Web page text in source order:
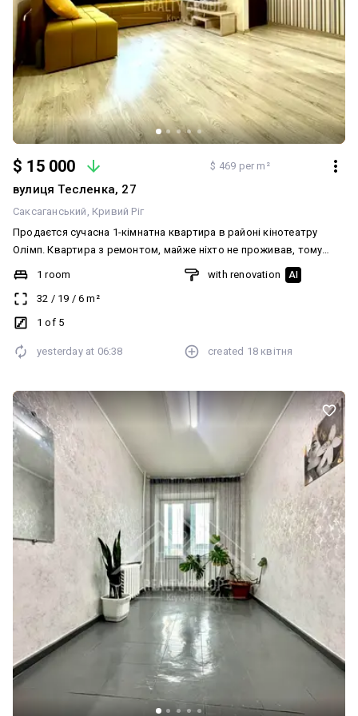
Можливо це те що Ви так давно шукали )
$ 15 000 $ 469 per m²
вулиця Тесленка, 27
Саксаганський Кривий Ріг
Продаєтся сучасна 1-кімнатна квартира в районі кінотеатру
Олімп. Квартира з ремонтом, майже ніхто не проживав, тому
стан — як новий. Переваги квартири: • замінена
електропроводка і труби • повністю облаштована кухня (готова
до користування) • охайний, сучасний санвузол • встановлений
бойлер • містка шафа-купе для зручного зберігання речей •
інший. Фото надішлю в особисті. Ідеальний варіант як для
розташування: поруч школа №72, дитячий садок №57, транспорт
та вся необхідна інфраструктура. Телефонуйте — квартира варта
вашої уваги.
1 room
32 / 19 / 6 m²
1 of 5
with renovation AI
yesterday at 06:38 created 18 квітня